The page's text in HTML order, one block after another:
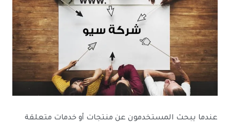
عندما يبحث المستخدمون عن منتجات أو خدمات متعلقة